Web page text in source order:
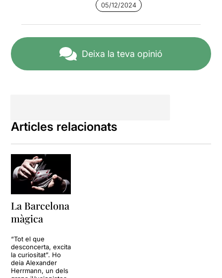
La barreja explosiva
d'humor, sorpresa i sorpresa
en cada truc fa que et
conduint-te a poc a poc a un
gaudeixen només per
deixar-se "enganyar" o
imaginar que tot és possible
05/12/2024
Deixa la teva opinió
Articles relacionats
La Barcelona
màgica
“Tot el que
desconcerta, excita
la curiositat”. Ho
deia Alexander
Herrmann, un dels